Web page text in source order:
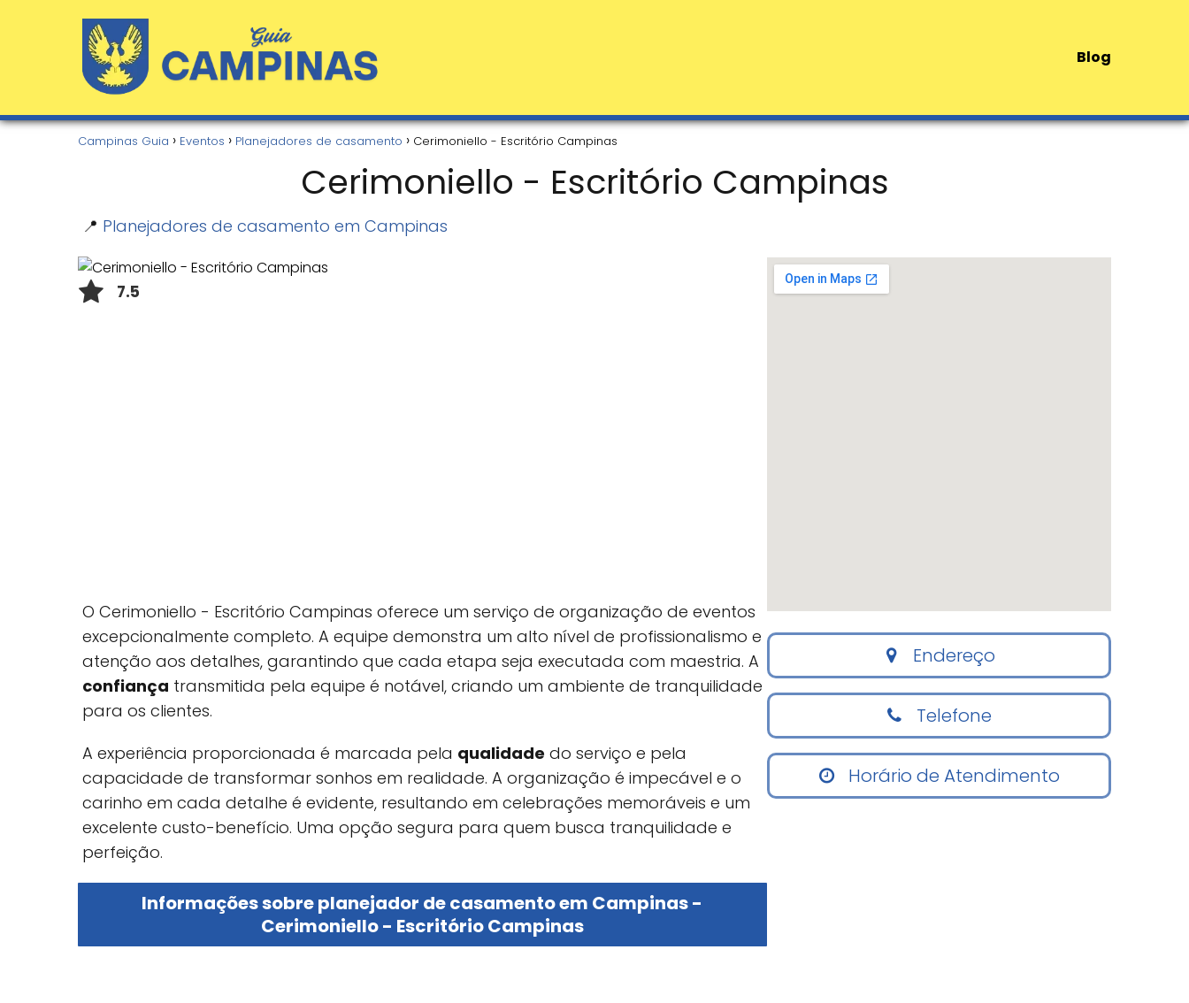
Blog
Campinas Guia Eventos Planejadores de casamento Cerimoniello - Escritório Campinas
Cerimoniello - Escritório Campinas
📍 Planejadores de casamento em Campinas
7.5
O Cerimoniello - Escritório Campinas oferece um serviço de organização de eventos
excepcionalmente completo. A equipe demonstra um alto nível de profissionalismo e
atenção aos detalhes, garantindo que cada etapa seja executada com maestria. A
confiança transmitida pela equipe é notável, criando um ambiente de tranquilidade
para os clientes.
A experiência proporcionada é marcada pela qualidade do serviço e pela
capacidade de transformar sonhos em realidade. A organização é impecável e o
carinho em cada detalhe é evidente, resultando em celebrações memoráveis e um
excelente custo-benefício. Uma opção segura para quem busca tranquilidade e
perfeição.
Informações sobre planejador de casamento em Campinas -
Cerimoniello - Escritório Campinas
Endereço
Telefone
Horário de Atendimento